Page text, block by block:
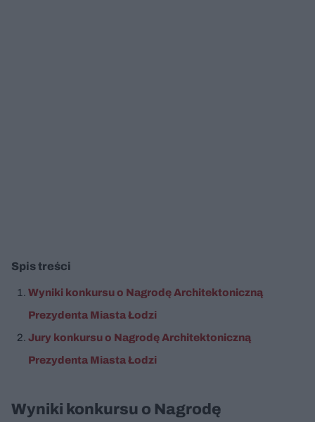
Spis treści
Wyniki konkursu o Nagrodę Architektoniczną
Prezydenta Miasta Łodzi
Jury konkursu o Nagrodę Architektoniczną
Prezydenta Miasta Łodzi
Wyniki konkursu o Nagrodę